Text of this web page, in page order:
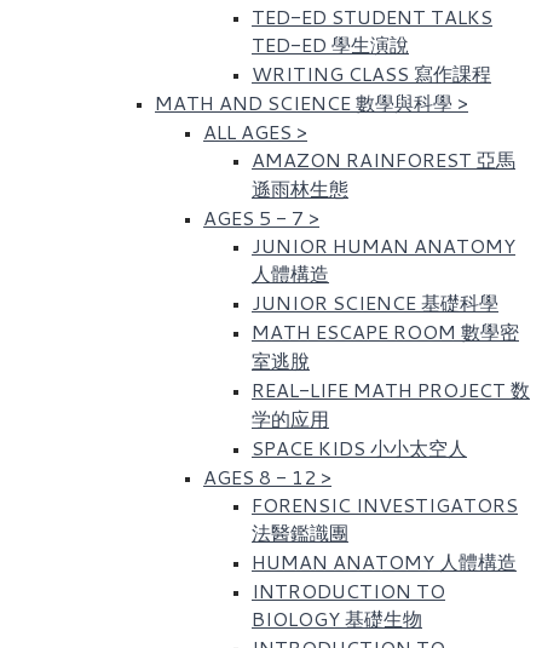
TED-ED STUDENT TALKS
TED-ED 學生演說
WRITING CLASS 寫作課程
MATH AND SCIENCE 數學與科學 >
ALL AGES >
AMAZON RAINFOREST 亞馬
遜雨林生態
AGES 5 - 7 >
JUNIOR HUMAN ANATOMY
人體構造
JUNIOR SCIENCE 基礎科學
MATH ESCAPE ROOM 數學密
室逃脫
REAL-LIFE MATH PROJECT 数
学的应用
SPACE KIDS 小小太空人
AGES 8 - 12 >
FORENSIC INVESTIGATORS
法醫鑑識團
HUMAN ANATOMY 人體構造
INTRODUCTION TO
BIOLOGY 基礎生物